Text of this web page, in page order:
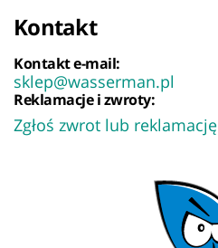
Kontakt
Kontakt e-mail:
sklep@wasserman.pl
Reklamacje i zwroty:
Zgłoś zwrot lub reklamację